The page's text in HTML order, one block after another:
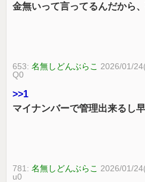
金無いって言ってるんだから
653:名無しどんぶらこ 2026/01/
Q0
>>1
マイナンバーで管理出来るし
781:名無しどんぶらこ 2026/01/
u0